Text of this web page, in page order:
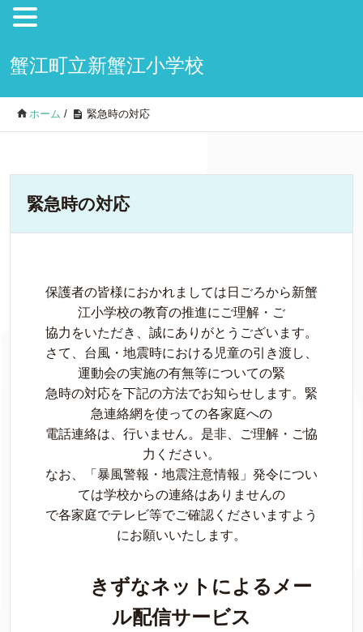
蟹江町立新蟹江小学校
ホーム / 緊急時の対応
緊急時の対応
保護者の皆様におかれましては日ごろから新蟹
江小学校の教育の推進にご理解・ご
協力をいただき、誠にありがとうございます。
さて、台風・地震時における児童の引き渡し、
運動会の実施の有無等についての緊
急時の対応を下記の方法でお知らせします。緊
急連絡網を使っての各家庭への
電話連絡は、行いません。是非、ご理解・ご協
力ください。
なお、「暴風警報・地震注意情報」発令につい
ては学校からの連絡はありませんの
で各家庭でテレビ等でご確認くださいますよう
にお願いいたします。
きずなネットによるメー
ル配信サービス